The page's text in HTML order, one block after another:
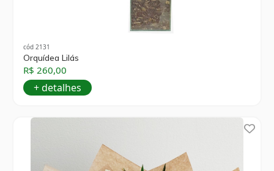
cód 2131
Orquídea Lilás
R$ 260,00
+ detalhes